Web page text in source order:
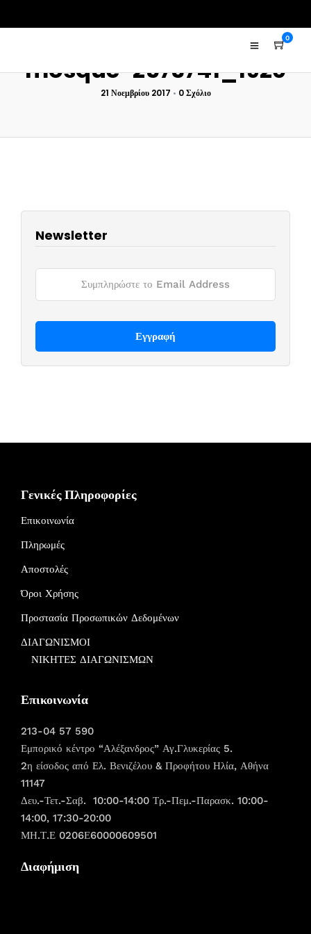
0
mosque-2573741_1920
21 Νοεμβρίου 2017 • 0 Σχόλιο
Newsletter
Γενικές Πληροφορίες
Επικοινωνία
Πληρωμές
Αποστολές
Όροι Χρήσης
Προστασία Προσωπικών Δεδομένων
ΔΙΑΓΩΝΙΣΜΟΙ
ΝΙΚΗΤΕΣ ΔΙΑΓΩΝΙΣΜΩΝ
Επικοινωνία
213-04 57 590
Εμπορικό κέντρο “Αλέξανδρος” Αγ.Γλυκερίας 5.
2η είσοδος από Ελ. Βενιζέλου & Προφήτου Ηλία, Αθήνα
11147
Δευ.-Τετ.-Σαβ. 10:00-14:00 Τρ.-Πεμ.-Παρασκ. 10:00-
14:00, 17:30-20:00
ΜΗ.Τ.Ε 0206Ε60000609501
Διαφήμιση